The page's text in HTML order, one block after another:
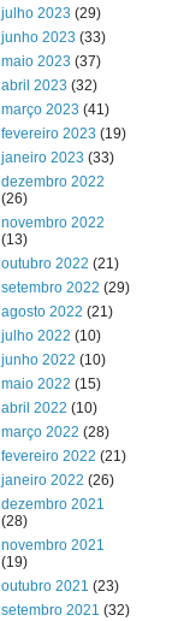
julho 2023 (29)
junho 2023 (33)
maio 2023 (37)
abril 2023 (32)
março 2023 (41)
fevereiro 2023 (19)
janeiro 2023 (33)
dezembro 2022
(26)
novembro 2022
(13)
outubro 2022 (21)
setembro 2022 (29)
agosto 2022 (21)
julho 2022 (10)
junho 2022 (10)
maio 2022 (15)
abril 2022 (10)
março 2022 (28)
fevereiro 2022 (21)
janeiro 2022 (26)
dezembro 2021
(28)
novembro 2021
(19)
outubro 2021 (23)
setembro 2021 (32)